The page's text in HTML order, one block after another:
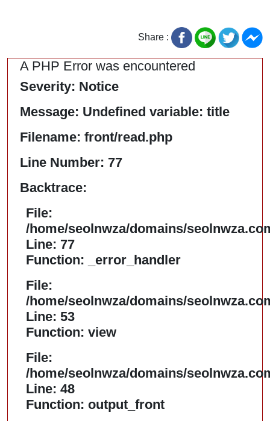
Share :
A PHP Error was encountered
Severity: Notice
Message: Undefined variable: title
Filename: front/read.php
Line Number: 77
Backtrace:
File:
/home/seolnwza/domains/
Line: 77
Function: _error_handler
File:
/home/seolnwza/domains/
Line: 53
Function: view
File:
/home/seolnwza/domains/
Line: 48
Function: output_front